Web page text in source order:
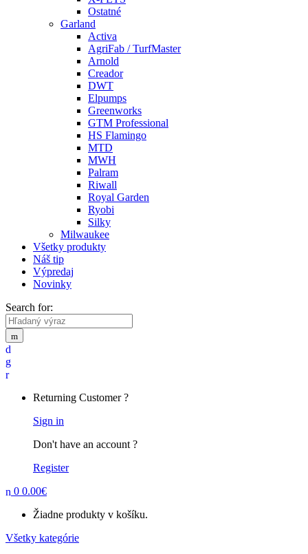
Ostatné
Garland
Activa
AgriFab / TurfMaster
Arnold
Creador
DWT
Elpumps
Greenworks
GTM Professional
HS Flamingo
MTD
MWH
Palram
Riwall
Royal Garden
Ryobi
Silky
Milwaukee
Všetky produkty
Náš tip
Výpredaj
Novinky
Search for:
Returning Customer ?
Sign in
Don't have an account ?
Register
0 0.00€
Žiadne produkty v košíku.
Všetky kategórie